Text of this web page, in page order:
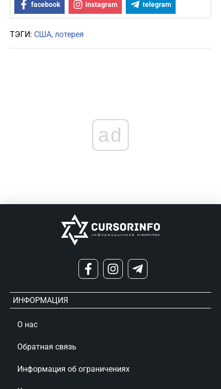
facebook instagram telegram
ТЭГИ: США лотерея
ad
ИНФОРМАЦИЯ
О нас
Обратная связь
Информация об ограничениях